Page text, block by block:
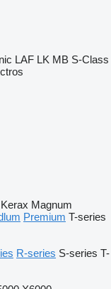
LAF LK MB S-Class
Kerax Magnum
Premium T-series
R-series S-series T-